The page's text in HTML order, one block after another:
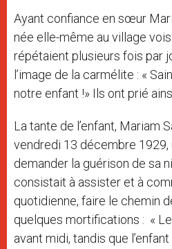
Ayant confiance en sœur
née elle-même au village
répétaient plusieurs fois par
l’image de la carmélite : «
notre enfant !» Ils ont prié
La tante de l’enfant, Mariam
vendredi 13 décembre 1929,
demander la guérison de sa
consistait à assister et à
quotidienne, faire le chemin
quelques mortifications : «
avant midi, tandis que